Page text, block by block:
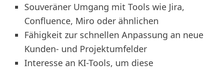
Souveräner Umgang mit Tools wie Jira,
Confluence, Miro oder ähnlichen
Fähigkeit zur schnellen Anpassung an neue
Kunden- und Projektumfelder
Interesse an KI-Tools, um diese